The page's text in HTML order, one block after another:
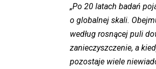
„Po 20 latach badań
o globalnej skali.
według rosnącej puli
zanieczyszczenie, a
pozostaje wiele